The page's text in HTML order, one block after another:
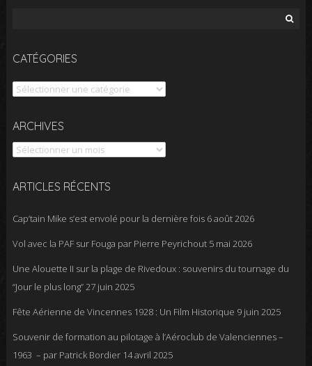
CATÉGORIES
Catégories
ARCHIVES
Archives
ARTICLES RÉCENTS
Cap’tain Mike s’est envolé pour la dernière fois 6 août 2026
Vol avec la PAF sur Fouga par Pierre Peyrichout 5 mai 2026
Une Alouette II sur la plage de Rivedoux : souvenirs du tournage du
“Jour le plus long”27 juin 2025
Fête Aérienne de Vincennes 1928 : Un Film Historique 9 juin 2025
Souvenir de formation au pilotage à l’Aéroclub de Valenciennes –
1963 – par Patrick Bordier 14 avril 2025